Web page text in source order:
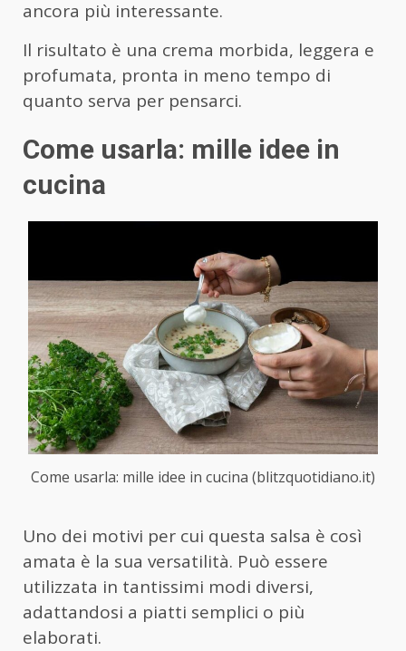
ancora più interessante.
Il risultato è una crema morbida, leggera e
profumata, pronta in meno tempo di
quanto serva per pensarci.
Come usarla: mille idee in
cucina
Come usarla: mille idee in cucina (blitzquotidiano.it)
Uno dei motivi per cui questa salsa è così
amata è la sua versatilità. Può essere
utilizzata in tantissimi modi diversi,
adattandosi a piatti semplici o più
elaborati.